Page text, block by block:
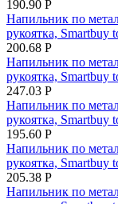
190.90 Р
Напильник по
рукоятка, Smartbuy
200.68 Р
Напильник по
рукоятка, Smartbuy
247.03 Р
Напильник по
рукоятка, Smartbuy
195.60 Р
Напильник по
рукоятка, Smartbuy
205.38 Р
Напильник по